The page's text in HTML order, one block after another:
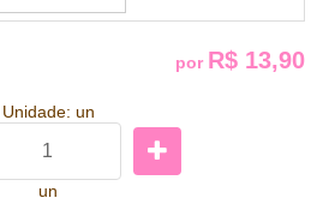
por R$ 13,90
Unidade: un
un